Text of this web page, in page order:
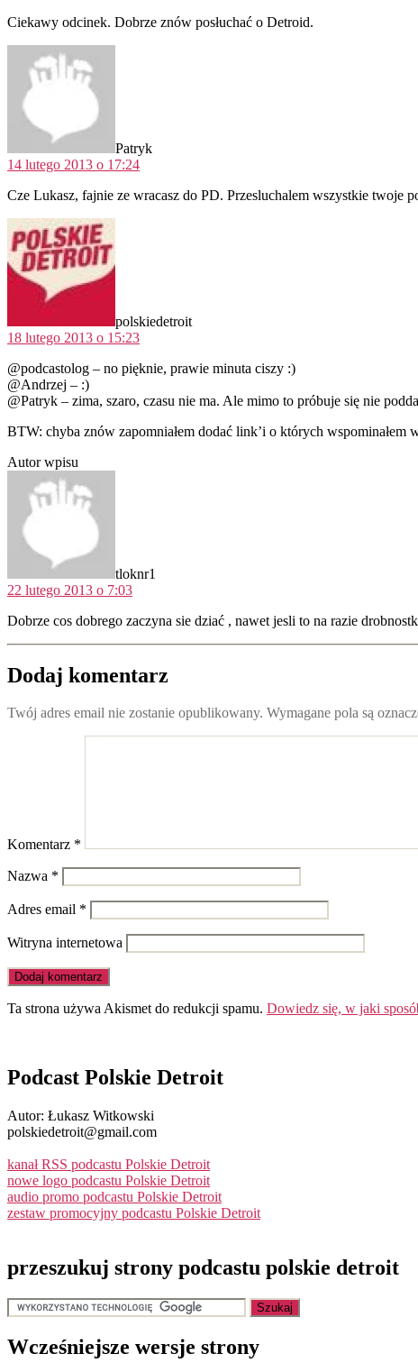
Ciekawy odcinek. Dobrze znów posłuchać o Detroid.
Patryk
14 lutego 2013 o 17:24
Cze Lukasz, fajnie ze wracasz do PD. Przesluchalem wszystkie twoje
polskiedetroit
18 lutego 2013 o 15:23
@podcastolog – no pięknie, prawie minuta ciszy :)
@Andrzej – :)
@Patryk – zima, szaro, czasu nie ma. Ale mimo to próbuje się nie
BTW: chyba znów zapomniałem dodać link’i o których
Autor wpisu
tloknr1
22 lutego 2013 o 7:03
Dobrze cos dobrego zaczyna sie dziać , nawet jesli to na razie
Dodaj komentarz
Twój adres email nie zostanie opublikowany. Wymagane pola są
Komentarz *
Nazwa *
Adres email *
Witryna internetowa
Ta strona używa Akismet do redukcji spamu. Dowiedz się, w jaki
Podcast Polskie Detroit
Autor: Łukasz Witkowski
polskiedetroit@gmail.com
kanał RSS podcastu Polskie Detroit
nowe logo podcastu Polskie Detroit
audio promo podcastu Polskie Detroit
zestaw promocyjny podcastu Polskie Detroit
przeszukuj strony podcastu polskie detroit
Wcześniejsze wersje strony